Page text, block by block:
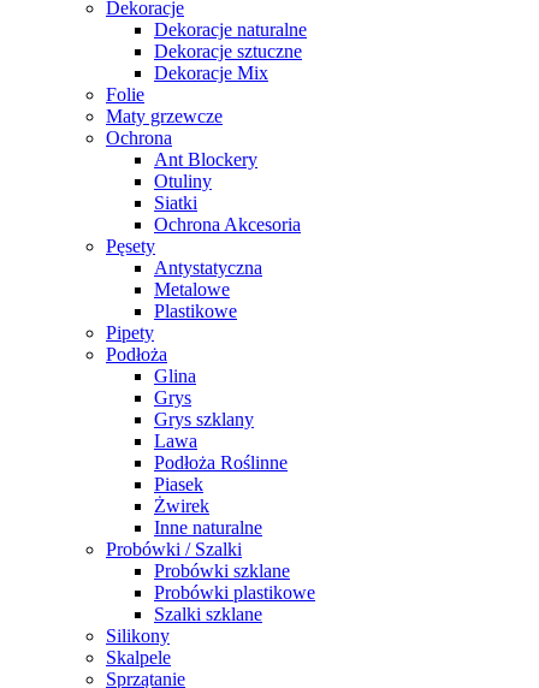
Dekoracje
Dekoracje naturalne
Dekoracje sztuczne
Dekoracje Mix
Folie
Maty grzewcze
Ochrona
Ant Blockery
Otuliny
Siatki
Ochrona Akcesoria
Pęsety
Antystatyczna
Metalowe
Plastikowe
Pipety
Podłoża
Glina
Grys
Grys szklany
Lawa
Podłoża Roślinne
Piasek
Żwirek
Inne naturalne
Probówki / Szalki
Probówki szklane
Probówki plastikowe
Szalki szklane
Silikony
Skalpele
Sprzątanie